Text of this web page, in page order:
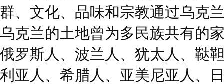
群、文化、品味和宗教通过乌克
乌克兰的土地曾为多民族共有的
俄罗斯人、波兰人、犹太人、鞑
利亚人、希腊人、亚美尼亚人、